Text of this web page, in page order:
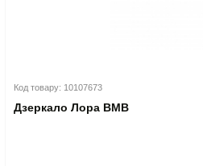
Код товару: 10107673
Дзеркало Лора ВМВ